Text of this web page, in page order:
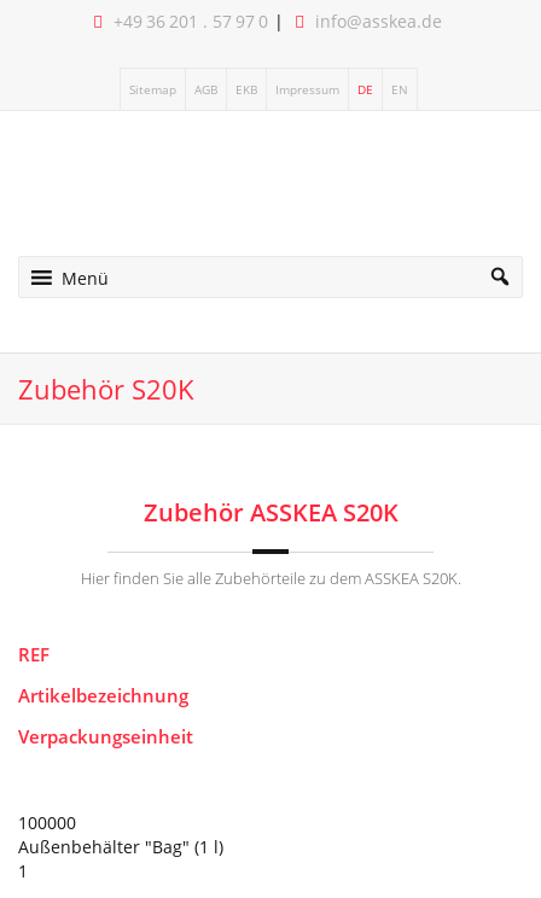
+49 36 201 . 57 97 0 info@asskea.de
Sitemap AGB EKB Impressum DE EN
Menü
Zubehör S20K
Zubehör ASSKEA S20K
Hier finden Sie alle Zubehörteile zu dem ASSKEA S20K.
REF
Artikelbezeichnung
Verpackungseinheit
100000
Außenbehälter "Bag" (1 l)
1